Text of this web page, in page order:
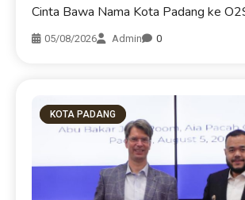
Cinta Bawa Nama Kota Padang ke
05/08/2026 Admin 0
KOTA PADANG